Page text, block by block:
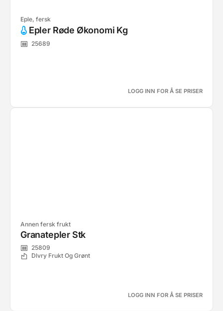
Eple, fersk
Epler Røde Økonomi Kg
25689
LOGG INN FOR Å SE PRISER
Annen fersk frukt
Granatepler Stk
25809
Dlvry Frukt Og Grønt
LOGG INN FOR Å SE PRISER